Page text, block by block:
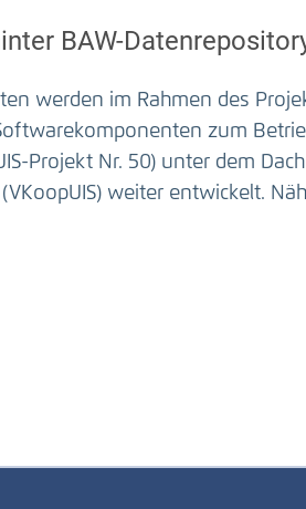
BAW-
werden im Rahmen des
zum
Projekt Nr. 50) unter dem
weiter entwickelt.